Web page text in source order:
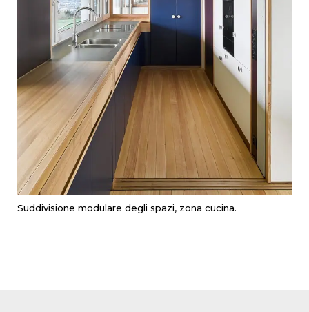
Suddivisione modulare degli spazi, zona cucina.